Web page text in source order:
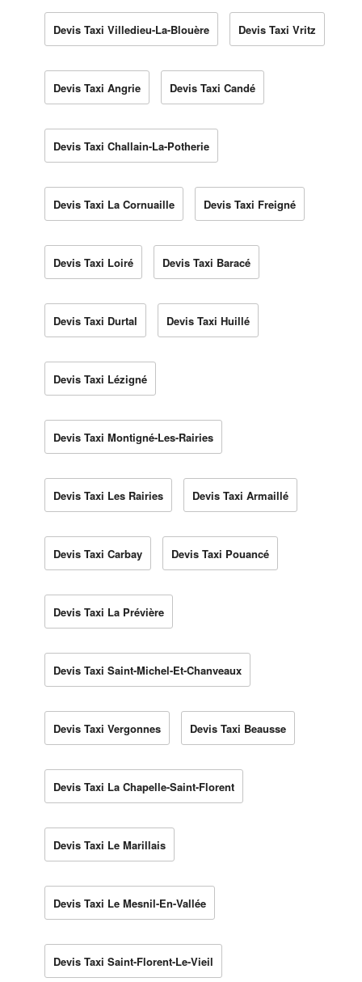
Devis Taxi Villedieu-La-Blouère Devis Taxi Vritz
Devis Taxi Angrie Devis Taxi Candé
Devis Taxi Challain-La-Potherie
Devis Taxi La Cornuaille Devis Taxi Freigné
Devis Taxi Loiré Devis Taxi Baracé
Devis Taxi Durtal Devis Taxi Huillé
Devis Taxi Lézigné
Devis Taxi Montigné-Les-Rairies
Devis Taxi Les Rairies Devis Taxi Armaillé
Devis Taxi Carbay Devis Taxi Pouancé
Devis Taxi La Prévière
Devis Taxi Saint-Michel-Et-Chanveaux
Devis Taxi Vergonnes Devis Taxi Beausse
Devis Taxi La Chapelle-Saint-Florent
Devis Taxi Le Marillais
Devis Taxi Le Mesnil-En-Vallée
Devis Taxi Saint-Florent-Le-Vieil